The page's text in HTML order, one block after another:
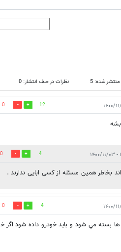
شده: 5 نظرات در صف انتشار: 0
12
0
4
0
بخاطر همین مسئله از کسی ابایی ندارند .
4
0
بسته مي شود و بايد خودرو داده شود اگر